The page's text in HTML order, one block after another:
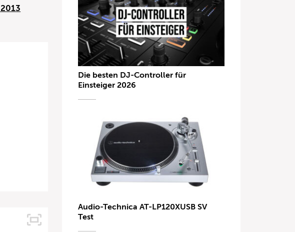
Die besten DJ-Controller für
Einsteiger 2026
Audio-Technica AT-LP120XUSB SV
Test